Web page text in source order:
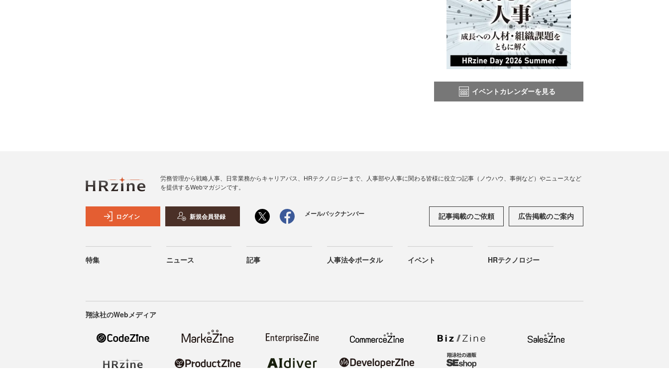
イベントカレンダーを見る
労務管理から戦略人事、日常業務からキャリアパス、HRテクノロジーまで、人事部や人事に関わる皆様に役立つ記事（ノウハウ、事例など）やニュースなど
を提供するWebマガジンです。
ログイン 新規会員登録 メールバックナンバー 記事掲載のご依頼 広告掲載のご案内
特集 ニュース 記事 人事法令ポータル イベント HRテクノロジー
翔泳社のWebメディア